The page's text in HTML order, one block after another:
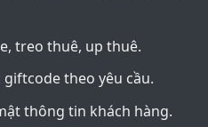
treo thuê, up thuê.
theo yêu cầu.
thông tin khách hàng.